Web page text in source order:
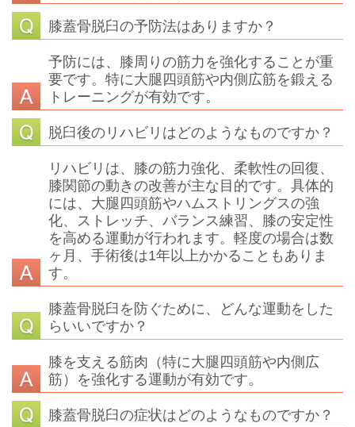
膝蓋骨脱臼の予防法はありますか？
予防には、膝周りの筋力を強化することが重
要です。特に大腿四頭筋や内側広筋を鍛える
トレーニングが有効です。
脱臼後のリハビリはどのようなものですか？
リハビリは、膝の筋力強化、柔軟性の回復、
膝関節の動きの改善が主な目的です。具体的
には、大腿四頭筋やハムストリングスの強
化、ストレッチ、バランス練習、膝の安定性
を高める運動が行われます。軽度の場合は数
ヶ月、手術後は1年以上かかることもありま
す。
膝蓋骨脱臼を防ぐために、どんな運動をした
らいいですか？
膝を支える筋肉（特に大腿四頭筋や内側広
筋）を強化する運動が有効です。
膝蓋骨脱臼の症状はどのようなものですか？